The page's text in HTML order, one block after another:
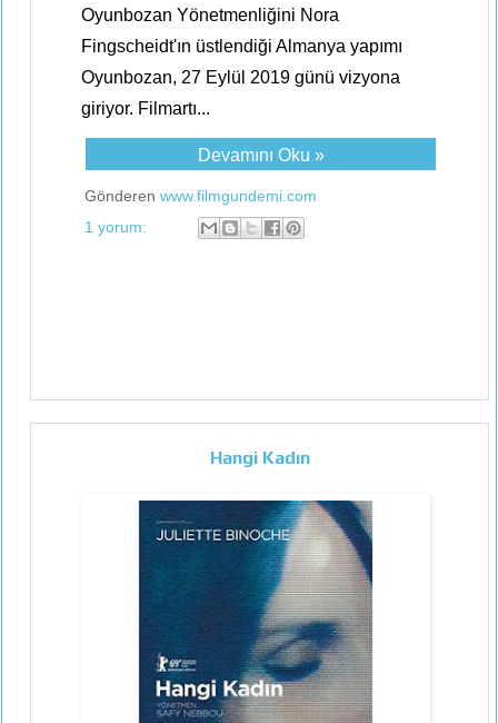
Oyunbozan Yönetmenliğini Nora
Fingscheidt'ın üstlendiği Almanya yapımı
Oyunbozan, 27 Eylül 2019 günü vizyona
giriyor. Filmartı...
Devamını Oku »
Gönderen www.filmgundemi.com
1 yorum:
Hangi Kadın